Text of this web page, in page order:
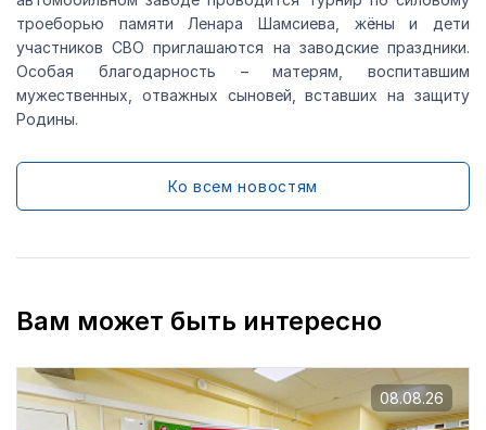
троеборью памяти Ленара Шамсиева, жёны и дети
участников СВО приглашаются на заводские праздники.
Особая благодарность – матерям, воспитавшим
мужественных, отважных сыновей, вставших на защиту
Родины.
Ко всем новостям
Вам может быть интересно
08.08.26